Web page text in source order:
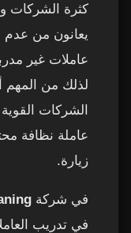
كثرة الشركات
يعانون من عدم
عاملات غير
لذلك من المهم
الشركات
عاملة نظافة
زيارة.
في شركة
في تدريب